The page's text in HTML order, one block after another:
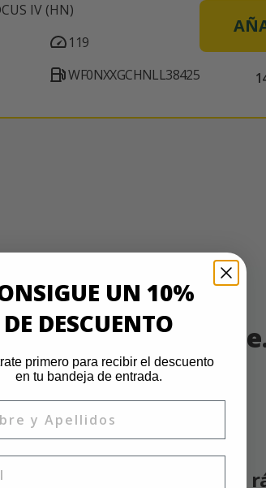
IV (HN)
119
WF0NXXGCHNLL38425
Impacto
hasta un 70% Envíos
UN 10%
DE DESCUENTO
primero para recibir el descuento
en tu bandeja de entrada.